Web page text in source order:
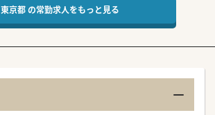
東京都 の常勤求人をもっと見る